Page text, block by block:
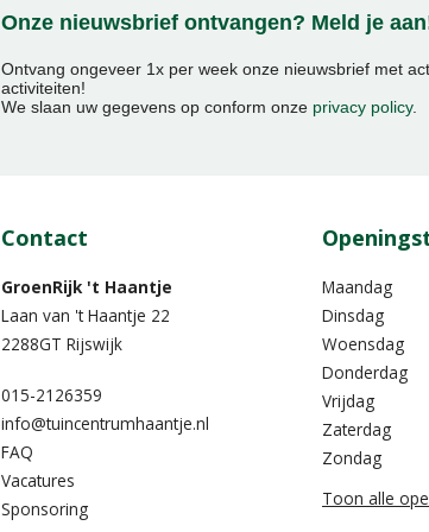
Onze nieuwsbrief ontvangen? Meld je
Ontvang ongeveer 1x per week onze nieuwsbrief met
activiteiten!
We slaan uw gegevens op conform onze privacy policy.
Contact
GroenRijk 't Haantje
Laan van 't Haantje 22
2288GT Rijswijk
015-2126359
info@tuincentrumhaantje.nl
FAQ
Vacatures
Sponsoring
Maandag
Dinsdag
Woensdag
Donderdag
Vrijdag
Zaterdag
Zondag
Toon alle